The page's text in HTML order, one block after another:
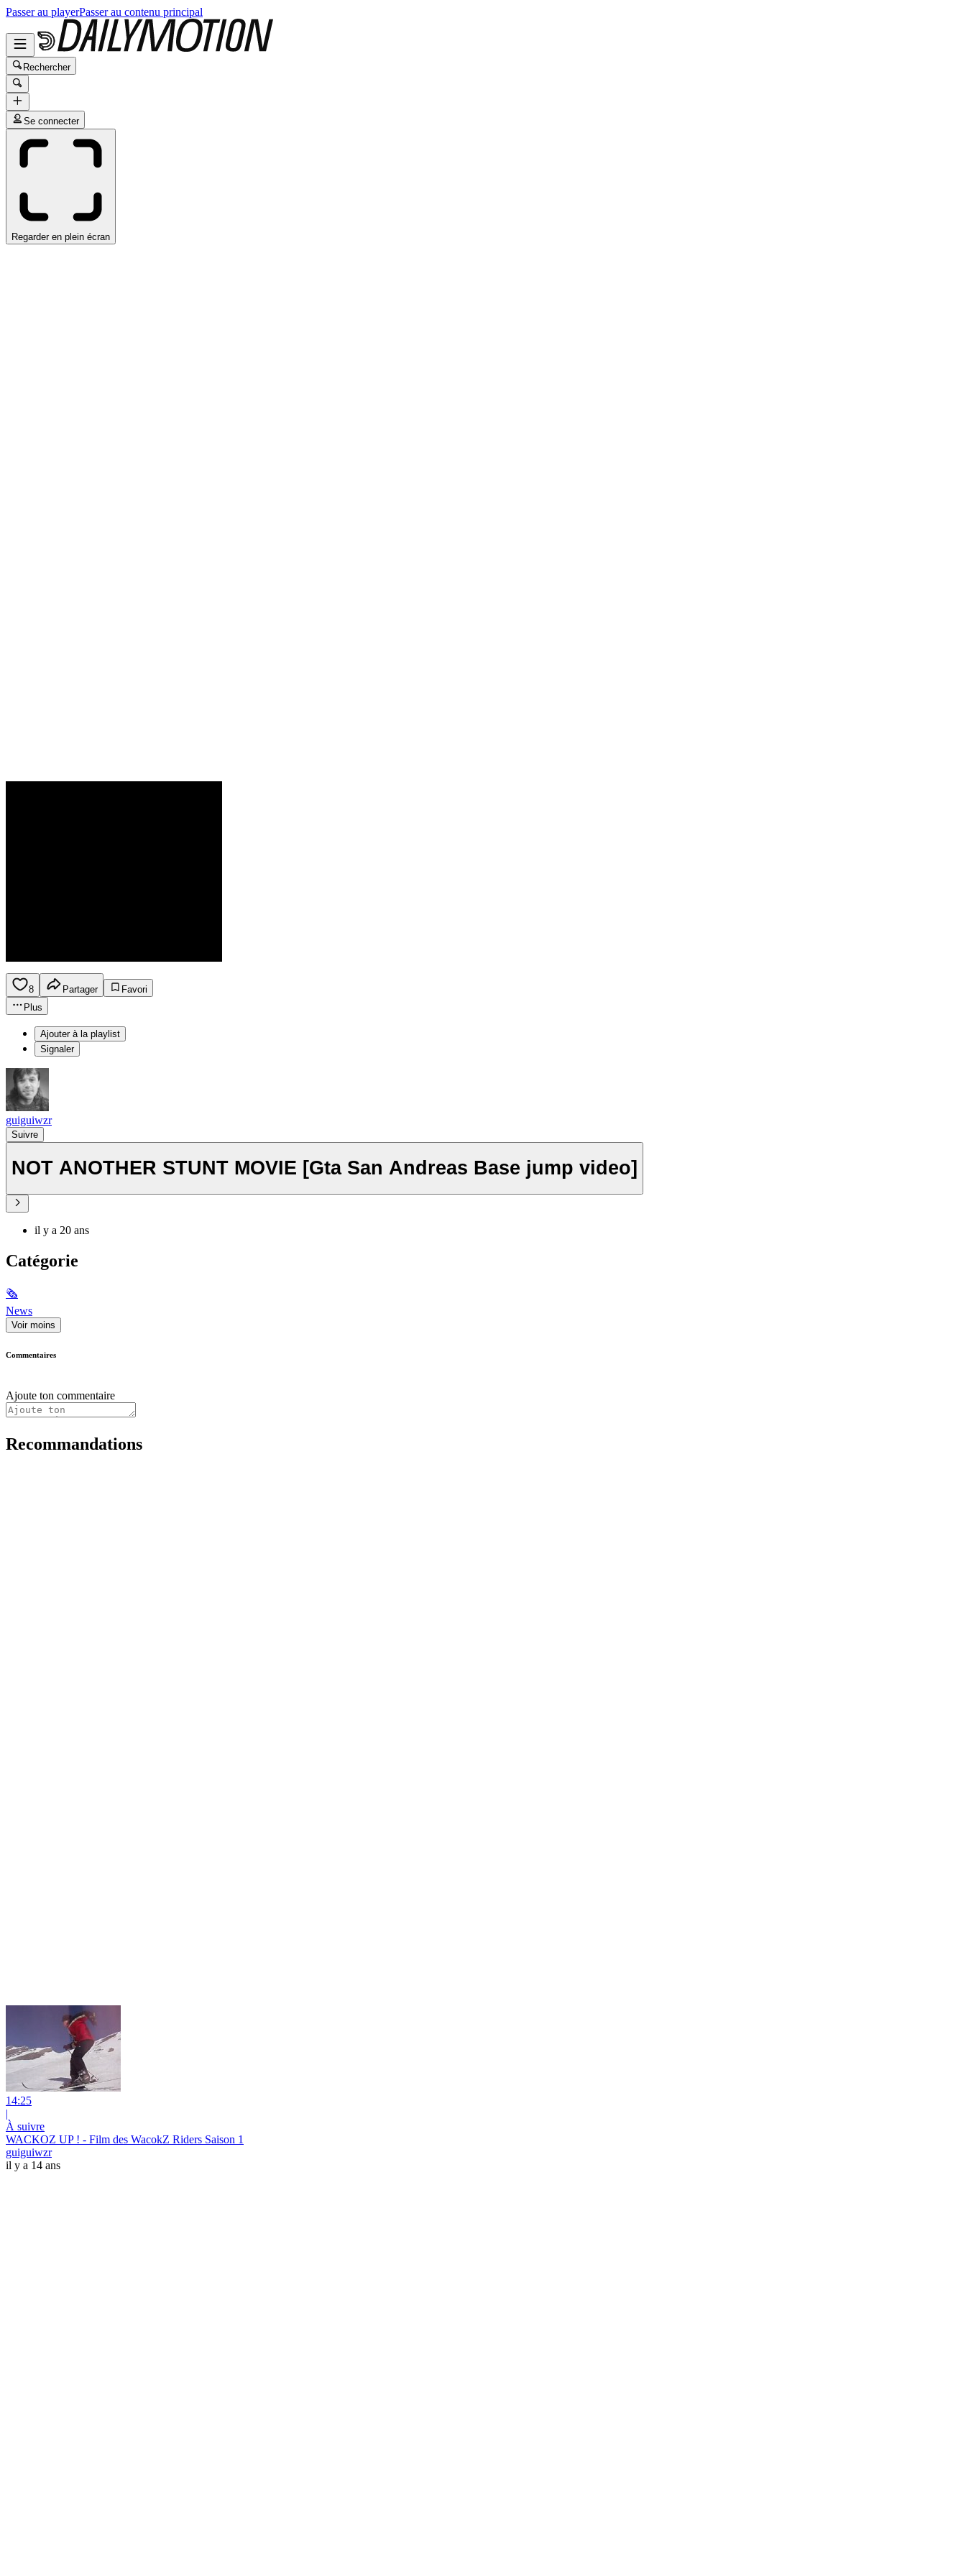
Passer au playerPasser au contenu principal
Rechercher
Se connecter
Regarder en plein écran
8 Partager
Favori
Plus
Ajouter à la playlist
Signaler
guiguiwzr
Suivre
NOT ANOTHER STUNT MOVIE [Gta San Andreas Base jump video]
il y a 20 ans
Catégorie
🗞
News
Voir moins
Commentaires
Ajoute ton commentaire
Recommandations
14:25
|
À suivre
WACKOZ UP ! - Film des WacokZ Riders Saison 1
guiguiwzr
il y a 14 ans